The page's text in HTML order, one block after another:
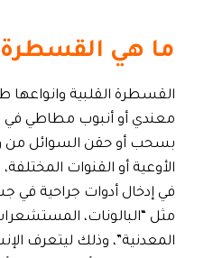
ما هي القسطرة
القسطرة القلبية وانواعها
معندي أو أنبوب مطاطي في
بسحب أو حقن السوائل من
الأوعية أو القنوات
في إدخال أدوات جراحية في
مثل “البالونات،
المعدنية”، وذلك ليتعرف